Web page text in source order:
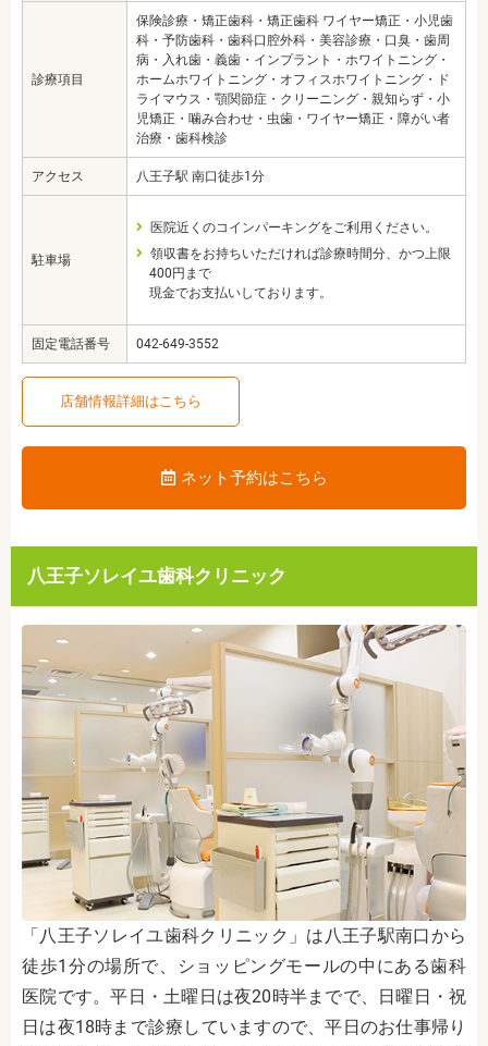
診療項目
保険診療・矯正歯科・矯正歯科 ワイヤー矯正・小児歯
科・予防歯科・歯科口腔外科・美容診療・口臭・歯周
病・入れ歯・義歯・インプラント・ホワイトニング・
ホームホワイトニング・オフィスホワイトニング・ド
ライマウス・顎関節症・クリーニング・親知らず・小
児矯正・噛み合わせ・虫歯・ワイヤー矯正・障がい者
治療・歯科検診
アクセス 八王子駅 南口徒歩1分
駐車場
医院近くのコインパーキングをご利用ください。
領収書をお持ちいただければ診療時間分、かつ上限
400円まで
現金でお支払いしております。
固定電話番号 042-649-3552
店舗情報詳細はこちら
ネット予約はこちら
八王子ソレイユ歯科クリニック
「八王子ソレイユ歯科クリニック」は八王子駅南口から
徒歩1分の場所で、ショッピングモールの中にある歯科
医院です。平日・土曜日は夜20時半までで、日曜日・祝
日は夜18時まで診療していますので、平日のお仕事帰り